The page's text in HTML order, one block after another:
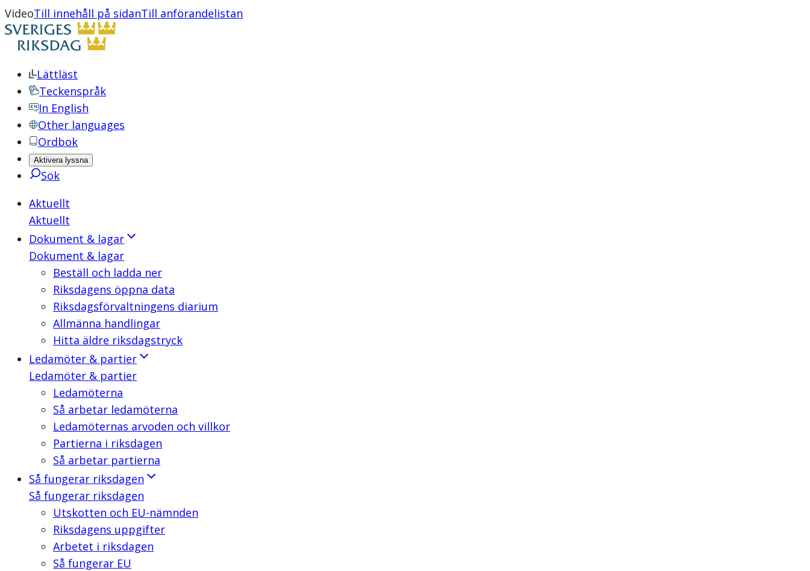
VideoTill innehåll på sidanTill anförandelistan
Lättläst
Teckenspråk
In English
Other languages
Ordbok
Aktivera lyssna
Sök
Aktuellt
Aktuellt
Dokument & lagar
Dokument & lagar
Beställ och ladda ner
Riksdagens öppna data
Riksdagsförvaltningens diarium
Allmänna handlingar
Hitta äldre riksdagstryck
Ledamöter & partier
Ledamöter & partier
Ledamöterna
Så arbetar ledamöterna
Ledamöternas arvoden och villkor
Partierna i riksdagen
Så arbetar partierna
Så fungerar riksdagen
Så fungerar riksdagen
Utskotten och EU-nämnden
Riksdagens uppgifter
Arbetet i riksdagen
Så fungerar EU